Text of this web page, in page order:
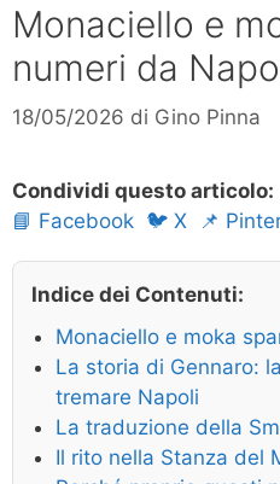
Monaciello e
numeri da
18/05/2026 di Gino Pinna
Condividi questo articolo:
📘 Facebook 🐦 X 📌
Indice dei Contenuti:
Monaciello e moka
La storia di Gennaro:
tremare Napoli
La traduzione della
Il rito nella Stanza del